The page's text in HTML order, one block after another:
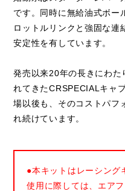
です。同時に無給油式ボー
ロットルリンクと強固な連
安定性を有しています。
発売以来20年の長きにわた
れてきたCRSPECIALキャ
場以後も、そのコストパフ
れ続けています。
●本キットはレーシング
使用に際しては、エア